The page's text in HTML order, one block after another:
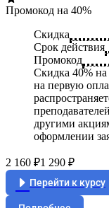
Промокод на 40%
Скидка
Срок действия
Промокод
Скидка 40% на
на первую
другими
оформлении
2 160 ₽1 290 ₽
Перейти к курсу